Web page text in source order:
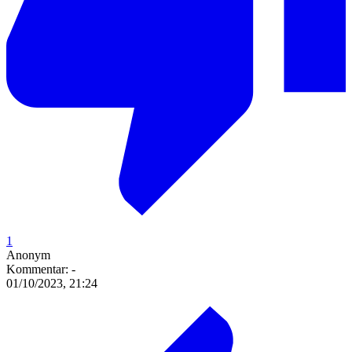
1
Anonym
Kommentar: -
01/10/2023, 21:24